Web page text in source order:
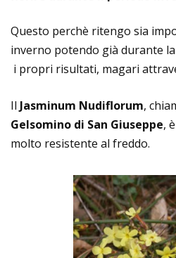
Questo perchè ritengo sia
inverno potendo già durante
i propri risultati, magari
Il Jasminum Nudiflorum,
Gelsomino di San Giuseppe,
molto resistente al freddo.